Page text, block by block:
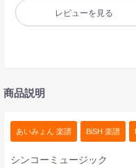
レビューを見る
商品説明
あいみょん 楽譜 BiSH 楽譜
シンコーミュージック